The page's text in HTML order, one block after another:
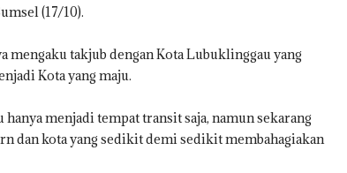
(17/10).
mengaku takjub dengan Kota Lubuklinggau yang
Kota yang maju.
menjadi tempat transit saja, namun sekarang
dan kota yang sedikit demi sedikit membahagiakan